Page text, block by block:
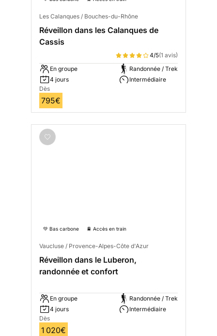
Les Calanques / Bouches-du-Rhône
Réveillon dans les Calanques de
Cassis
4/5(1 avis)
En groupe
4 jours
Randonnée / Trek
Intermédiaire
Dès
795€
💚 Bas carbone 🚆 Accès en train
Vaucluse / Provence-Alpes-Côte d'Azur
Réveillon dans le Luberon,
randonnée et confort
En groupe
4 jours
Randonnée / Trek
Intermédiaire
Dès
1 020€